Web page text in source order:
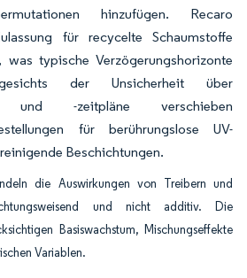
hinzufügen. Recaro
für recycelte Schaumstoffe
was typische Verzögerungshorizonte
der Unsicherheit über
und -zeitpläne verschieben
für berührungslose UV-
Beschichtungen.
die Auswirkungen von Treibern und
und nicht additiv. Die
Basiswachstum, Mischungseffekte
Variablen.